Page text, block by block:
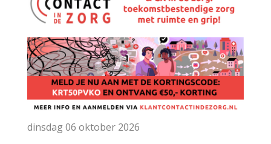
dinsdag 06 oktober 2026